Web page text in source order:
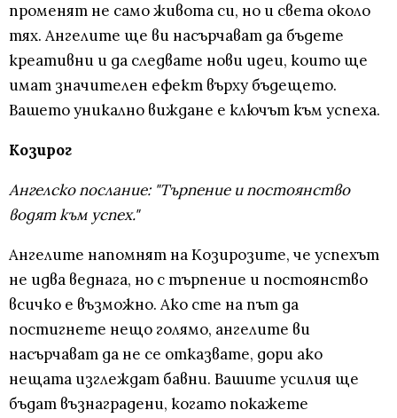
променят не само живота си, но и света около
тях. Ангелите ще ви насърчават да бъдете
креативни и да следвате нови идеи, които ще
имат значителен ефект върху бъдещето.
Вашето уникално виждане е ключът към успеха.
Козирог
Ангелско послание: "Търпение и постоянство
водят към успех."
Ангелите напомнят на Козирозите, че успехът
не идва веднага, но с търпение и постоянство
всичко е възможно. Ако сте на път да
постигнете нещо голямо, ангелите ви
насърчават да не се отказвате, дори ако
нещата изглеждат бавни. Вашите усилия ще
бъдат възнаградени, когато покажете